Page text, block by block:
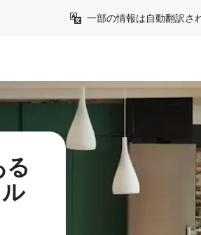
一部の情報は自動翻訳さ